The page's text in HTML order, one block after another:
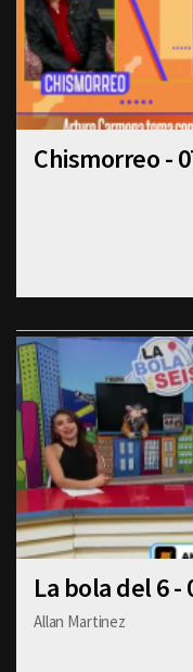
Chismorreo -
La bola del 6 -
Allan Martinez